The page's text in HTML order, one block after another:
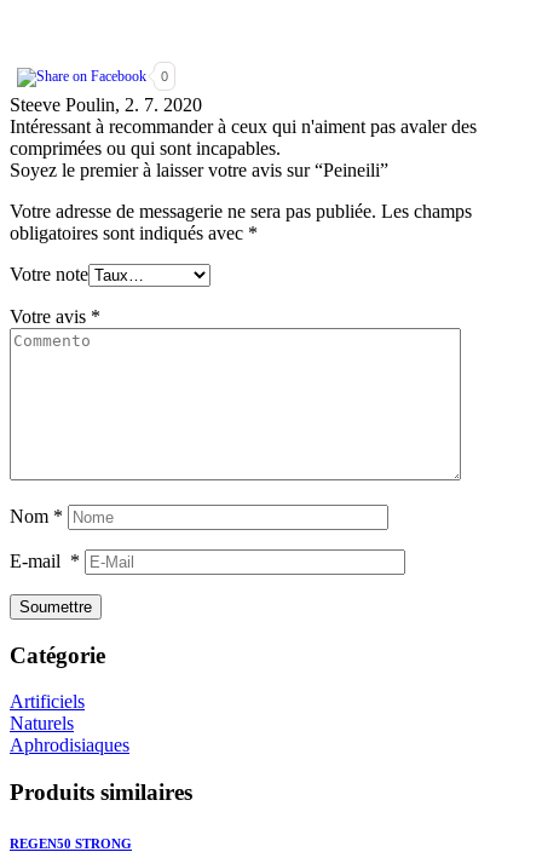
0
Steeve Poulin, 2. 7. 2020
Intéressant à recommander à ceux qui n'aiment pas avaler des
comprimées ou qui sont incapables.
Soyez le premier à laisser votre avis sur “Peineili”
Votre adresse de messagerie ne sera pas publiée. Les champs
obligatoires sont indiqués avec *
Votre note
Votre avis *
Nom *
E-mail *
Catégorie
Artificiels
Naturels
Aphrodisiaques
Produits similaires
REGEN50 STRONG